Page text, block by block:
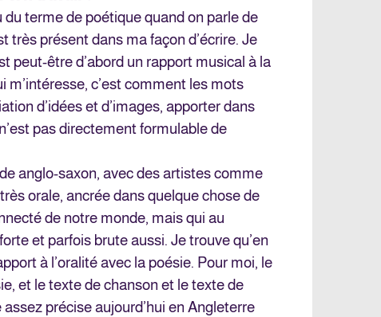
terme de poétique quand on parle de
très présent dans ma façon d’écrire. Je
peut-être d’abord un rapport musical à la
m’intéresse, c’est comment les mots
d’idées et d’images, apporter dans
pas directement formulable de
anglo-saxon, avec des artistes comme
orale, ancrée dans quelque chose de
de notre monde, mais qui au
et parfois brute aussi. Je trouve qu’en
à l’oralité avec la poésie. Pour moi, le
et le texte de chanson et le texte de
précise aujourd’hui en Angleterre